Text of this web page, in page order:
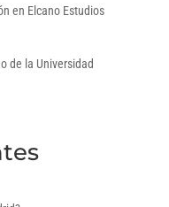
en Elcano Estudios
de la Universidad